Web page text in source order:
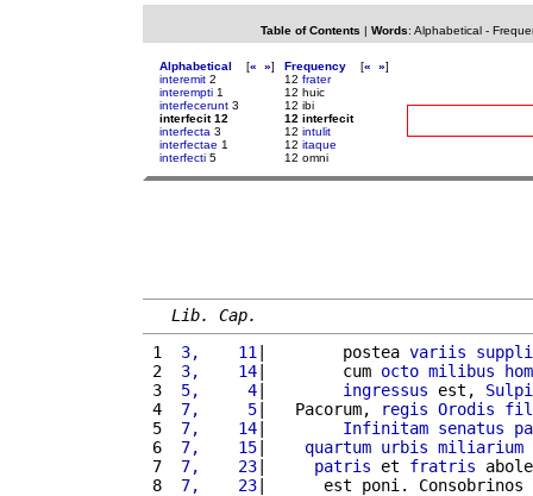
Table of Contents | Words: Alphabetical-
Alphabetical [« »]
interemit 2
interempti 1
interfecerunt 3
interfecit 12
interfecta 3
interfectae 1
interfecti 5
Frequency [« »]
12 frater
12 huic
12 ibi
12 interfecit
12 intulit
12 itaque
12 omni
Lib. Cap.
1
3,    11 |        postea variis
2
3,    14|        cum octo milibus
3
5,     4| ingressus est,
4
7,     5|   Pacorum, regis Orodis
5
7,    14| Infinitam senatus
6
7,    15| quartum urbis miliarium
7
7,    23| patris et fratris
8
7,    23|      est poni. Consobrinos